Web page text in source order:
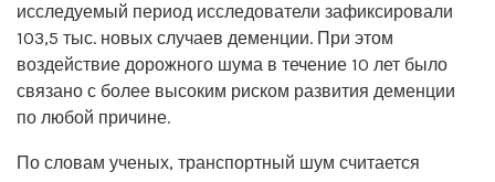
исследуемый период исследователи зафиксировали
103,5 тыс. новых случаев деменции. При этом
воздействие дорожного шума в течение 10 лет было
связано с более высоким риском развития деменции
по любой причине.
По словам ученых, транспортный шум считается